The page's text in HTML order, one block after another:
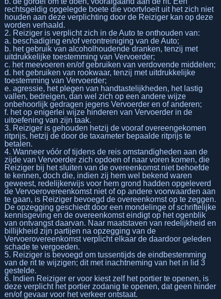
rechtsgeldig opgelegde boete die voortvloeit uit het zich niet
houden aan deze verplichting door de Reiziger kan op deze
worden verhaald.
2. Reiziger is verplicht zich in de Auto te onthouden van:
a. beschadiging en/of verontreiniging van de Auto;
b. het gebruik van alcoholhoudende dranken, tenzij met
uitdrukkelijke toestemming van Vervoerder;
c. het meevoeren en/of gebruiken van verdovende middelen;
d. het gebruiken van rookwaar, tenzij met uitdrukkelijke
toestemming van Vervoerder;
e. agressie, het plegen van handtastelijkheden, het lastig
vallen, bedreigen, dan wel zich op een andere wijze
onbehoorlijk gedragen jegens Vervoerder en of anderen;
f. het op enigerlei wijze hinderen van Vervoerder in de
uitoefening van zijn taak.
3. Reiziger is gehouden hetzij de vooraf overeengekomen
ritprijs, hetzij de door de taxameter bepaalde ritprijs te
betalen.
4. Wanneer vóór of tijdens de reis omstandigheden aan de
zijde van Vervoerder zich opdoen of naar voren komen, die
Reiziger bij het sluiten van de overeenkomst niet behoefde
te kennen, doch die, indien zij hem wel bekend waren
geweest, redelijkerwijs voor hem grond hadden opgeleverd
de Vervoerovereenkomst niet of op andere voorwaarden aan
te gaan, is Reiziger bevoegd de overeenkomst op te zeggen.
De opzegging geschiedt door een mondelinge of schriftelijke
kennisgeving en de overeenkomst eindigt op het ogenblik
van ontvangst daarvan. Naar maatstaven van redelijkheid en
billijkheid zijn partijen na opzegging van de
Vervoerovereenkomst verplicht elkaar de daardoor geleden
schade te vergoeden.
5. Reiziger is bevoegd om tussentijds de eindbestemming
van de rit te wijzigen; dit met inachtneming van het in lid 3
gestelde.
6. Indien Reiziger er voor kiest zelf het portier te openen, is
deze verplicht het portier zodanig te openen, dat geen hinder
en/of gevaar voor het verkeer ontstaat.